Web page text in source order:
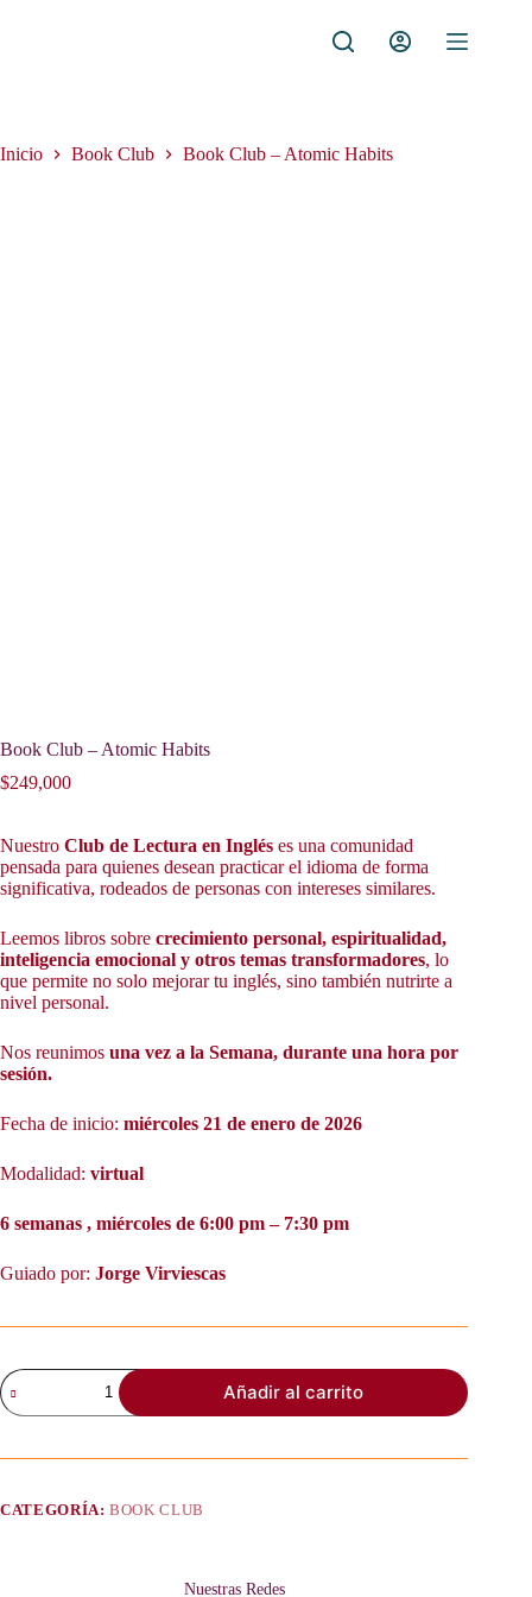
Inicio Book Club Book Club – Atomic Habits
Book Club – Atomic Habits
$249,000
Nuestro Club de Lectura en Inglés es una comunidad
pensada para quienes desean practicar el idioma de forma
significativa, rodeados de personas con intereses similares.
Leemos libros sobre crecimiento personal, espiritualidad,
inteligencia emocional y otros temas transformadores, lo
que permite no solo mejorar tu inglés, sino también nutrirte a
nivel personal.
Nos reunimos una vez a la Semana, durante una hora por
sesión.
Fecha de inicio: miércoles 21 de enero de 2026
Modalidad: virtual
6 semanas , miércoles de 6:00 pm – 7:30 pm
Guiado por: Jorge Virviescas
Book
Club
Habits
Añadir al carrito
CATEGORÍA:BOOK CLUB
Nuestras Redes